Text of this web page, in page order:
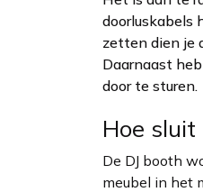
doorluskabels
zetten dien je
Daarnaast
door te sturen.
Hoe sluit
De DJ booth
meubel in het